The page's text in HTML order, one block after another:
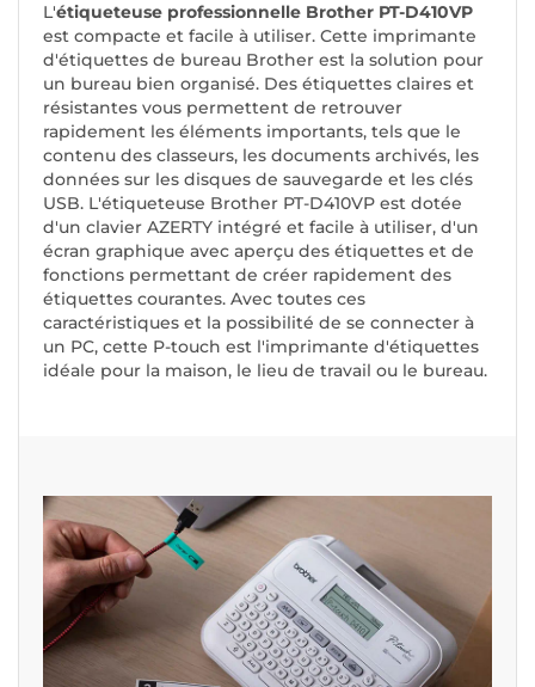
L'étiqueteuse professionnelle Brother PT-D410VP
est compacte et facile à utiliser. Cette imprimante
d'étiquettes de bureau Brother est la solution pour
un bureau bien organisé. Des étiquettes claires et
résistantes vous permettent de retrouver
rapidement les éléments importants, tels que le
contenu des classeurs, les documents archivés, les
données sur les disques de sauvegarde et les clés
USB. L'étiqueteuse Brother PT-D410VP est dotée
d'un clavier AZERTY intégré et facile à utiliser, d'un
écran graphique avec aperçu des étiquettes et de
fonctions permettant de créer rapidement des
étiquettes courantes. Avec toutes ces
caractéristiques et la possibilité de se connecter à
un PC, cette P-touch est l'imprimante d'étiquettes
idéale pour la maison, le lieu de travail ou le bureau.